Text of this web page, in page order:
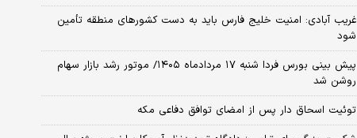
غریب آبادی: امنیت خلیج فارس باید به دست کشورهای منطقه تأمین
شود
پیش بینی بورس فردا شنبه ۱۷ مردادماه ۱۴۰۵/ موتور رشد بازار سهام
روشن شد
توئیت اسحاق دار پس از امضای توافق دفاعی مکه